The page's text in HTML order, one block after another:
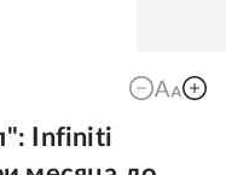
Infiniti